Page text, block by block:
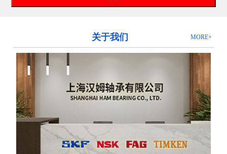
MORE+
关于我们